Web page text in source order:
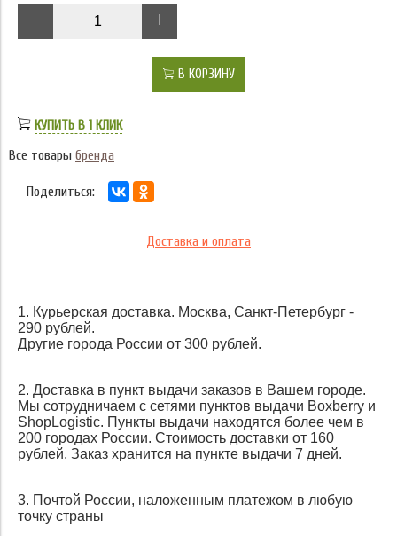
В КОРЗИНУ
КУПИТЬ В 1 КЛИК
Все товары бренда
Поделиться:
Доставка и оплата
1. Курьерская доставка. Москва, Санкт-Петербург -
290 рублей.
Другие города России от 300 рублей.
2. Доставка в пункт выдачи заказов в Вашем городе.
Мы сотрудничаем с сетями пунктов выдачи Boxberry и
ShopLogistic. Пункты выдачи находятся более чем в
200 городах России. Стоимость доставки от 160
рублей. Заказ хранится на пункте выдачи 7 дней.
3. Почтой России, наложенным платежом в любую
точку страны